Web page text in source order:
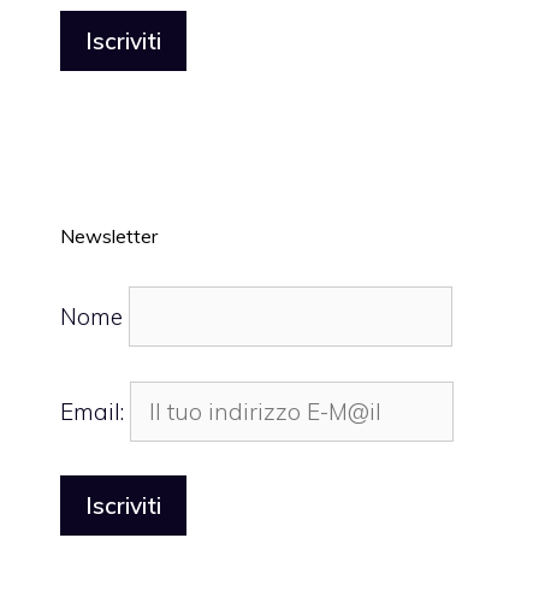
Newsletter
Nome
Email: